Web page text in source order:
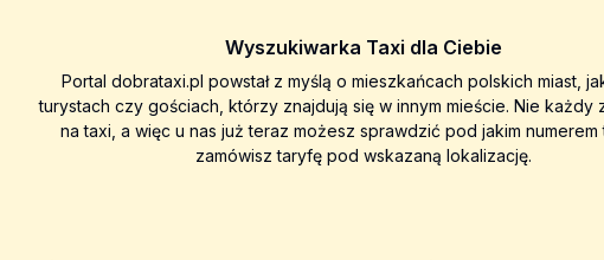
Wyszukiwarka Taxi dla Ciebie
Portal dobrataxi.pl powstał z myślą o mieszkańcach polskich miast,
turystach czy gościach, którzy znajdują się w innym mieście. Nie każdy
na taxi, a więc u nas już teraz możesz sprawdzić pod jakim numerem
zamówisz taryfę pod wskazaną lokalizację.